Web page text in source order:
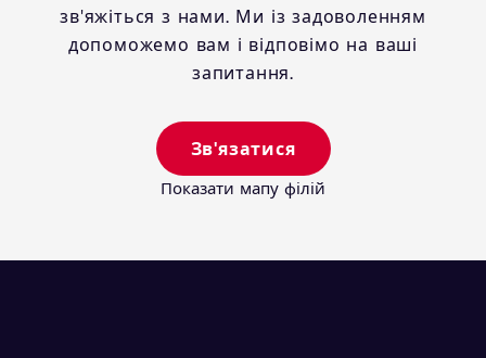
зв'яжіться з нами. Ми із задоволенням
допоможемо вам і відповімо на ваші
запитання.
Зв'язатися
Показати мапу філій